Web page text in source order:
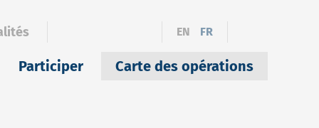
EN FR
Participer Carte des opérations